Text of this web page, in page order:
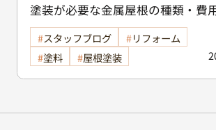
塗装が必要な金属屋根の種類・費
等解説いたします🖊️
スタッフブログ
リフォーム
塗料
屋根塗装